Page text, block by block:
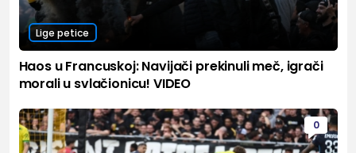
Lige petice
Haos u Francuskoj: Navijači prekinuli meč, igrači
morali u svlačionicu! VIDEO
0